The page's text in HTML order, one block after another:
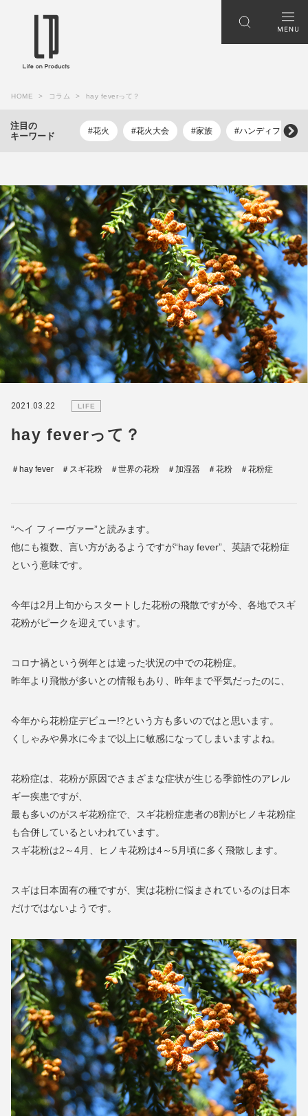
HOME コラム hay feverって？
注目の
キーワード
#花火 #花火大会 #家族 #ハンディファン
2021.03.22 LIFE
hay feverって？
＃hay fever ＃スギ花粉 ＃世界の花粉 ＃加湿器 ＃花粉 ＃花粉症
“ヘイ フィーヴァー”と読みます。
他にも複数、言い方があるようですが“hay fever”、英語で花粉症
という意味です。
今年は2月上旬からスタートした花粉の飛散ですが今、各地でスギ
花粉がピークを迎えています。
コロナ禍という例年とは違った状況の中での花粉症。
昨年より飛散が多いとの情報もあり、昨年まで平気だったのに、
今年から花粉症デビュー!?という方も多いのではと思います。
くしゃみや鼻水に今まで以上に敏感になってしまいますよね。
花粉症は、花粉が原因でさまざまな症状が生じる季節性のアレル
ギー疾患ですが、
最も多いのがスギ花粉症で、スギ花粉症患者の8割がヒノキ花粉症
も合併しているといわれています。
スギ花粉は2～4月、ヒノキ花粉は4～5月頃に多く飛散します。
スギは日本固有の種ですが、実は花粉に悩まされているのは日本
だけではないようです。